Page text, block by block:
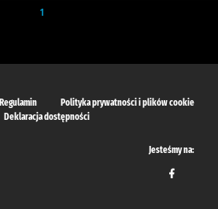
1
Regulamin
Polityka prywatności i plików cookie
Deklaracja dostępności
Jesteśmy na: